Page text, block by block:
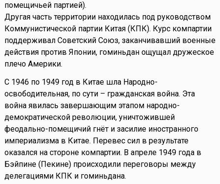
помещичьей партией).
Другая часть территории находилась под руководством
Коммунистической партии Китая (КПК). Курс компартии
поддерживал Советский Союз, заканчивавший военные
действия против Японии, гоминьдан ощущал дружеское
плечо Америки.
С 1946 по 1949 год в Китае шла Народно-
освободительная, по сути – гражданская война. Эта
война явилась завершающим этапом народно-
демократической революции, уничтожившей
феодально-помещичий гнёт и засилие иностранного
империализма в Китае. Перевес сил в результате
оказался на стороне компартии. В апреле 1949 года в
Бэйпине (Пекине) происходили переговоры между
делегациями КПК и гоминьдана.